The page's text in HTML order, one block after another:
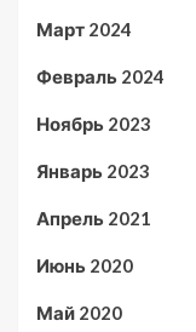
Март 2024
Февраль 2024
Ноябрь 2023
Январь 2023
Апрель 2021
Июнь 2020
Май 2020